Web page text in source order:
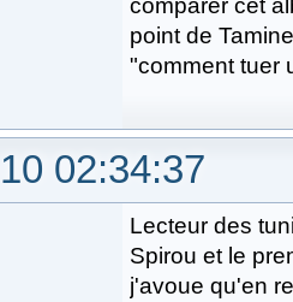
comparer cet
point de
"comment tuer
02:34:37
Lecteur des
Spirou et le
j'avoue qu'en